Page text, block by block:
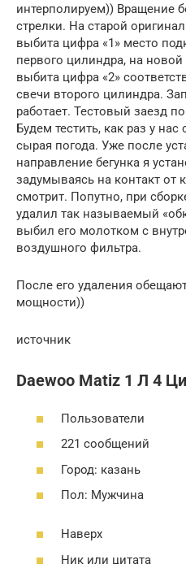
интерполируем)) Вращение
стрелки. На старой
выбита цифра «1» место
первого цилиндра, на
выбита цифра «2»
свечи второго цилиндра.
работает. Тестовый заезд
Будем тестить, как раз у
сырая погода. Уже после
направление бегунка я
задумываясь на контакт от
смотрит. Попутно, при
удалил так называемый
выбил его молотком с
воздушного фильтра.
После его удаления
мощности))
источник
Daewoo Matiz 1 Л 4
Пользователи
221 сообщений
Город: казань
Пол: Мужчина
Наверх
Ник или цитата